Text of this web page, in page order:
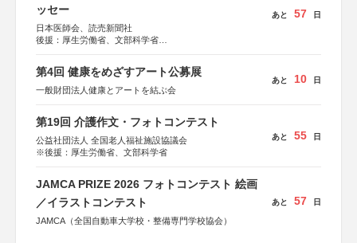
ッセー
日本医師会、読売新聞社
後援：厚生労働省、文部科学省
しん生命保険株式会社
あと 57 日
第4回 健康をめざすアート公募展
一般財団法人健康とアートを結ぶ会
あと 10 日
第19回 介護作文・フォトコンテスト
公益社団法人 全国老人福祉施設協議会
※後援：厚生労働省、文部科学省
あと 55 日
JAMCA PRIZE 2026 フォトコンテスト 絵画
／イラストコンテスト
JAMCA（全国自動車大学校・整備専門学校協会）
あと 57 日